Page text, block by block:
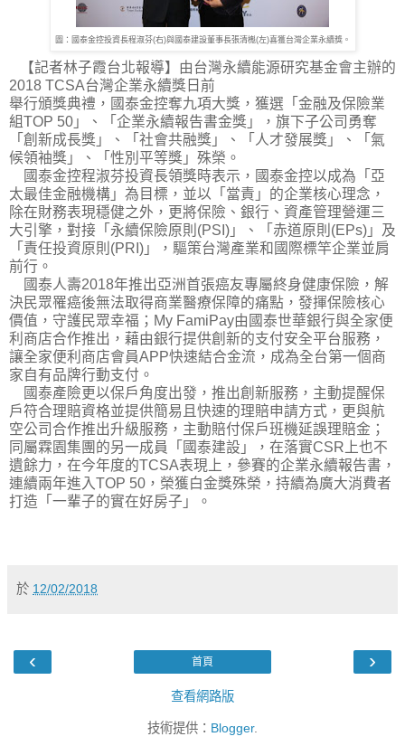
圖：國泰金控投資長程淑芬(右)與國泰建設董事長張清櫆(左)喜獲台灣企業永續獎。
【記者林子霞台北報導】由台灣永續能源研究基金會主辦的
2018 TCSA台灣企業永續獎日前
舉行頒獎典禮，國泰金控奪九項大獎，獲選「金融及保險業
組TOP 50」、「企業永續報告書金獎」，旗下子公司勇奪
「創新成長獎」、「社會共融獎」、「人才發展獎」、「氣
候領袖獎」、「性別平等獎」殊榮。
國泰金控程淑芬投資長領獎時表示，國泰金控以成為「亞
太最佳金融機構」為目標，並以「當責」的企業核心理念，
除在財務表現穩健之外，更將保險、銀行、資產管理營運三
大引擎，對接「永續保險原則(PSI)」、「赤道原則(EPs)」及
「責任投資原則(PRI)」，驅策台灣產業和國際標竿企業並肩
前行。
國泰人壽2018年推出亞洲首張癌友專屬終身健康保險，解
決民眾罹癌後無法取得商業醫療保障的痛點，發揮保險核心
價值，守護民眾幸福；My FamiPay由國泰世華銀行與全家便
利商店合作推出，藉由銀行提供創新的支付安全平台服務，
讓全家便利商店會員APP快速結合金流，成為全台第一個商
家自有品牌行動支付。
國泰產險更以保戶角度出發，推出創新服務，主動提醒保
戶符合理賠資格並提供簡易且快速的理賠申請方式，更與航
空公司合作推出升級服務，主動賠付保戶班機延誤理賠金；
同屬霖園集團的另一成員「國泰建設」，在落實CSR上也不
遺餘力，在今年度的TCSA表現上，參賽的企業永續報告書，
連續兩年進入TOP 50，榮獲白金獎殊榮，持續為廣大消費者
打造「一輩子的實在好房子」。
於 12/02/2018
‹ ›
首頁
查看網路版
技術提供： Blogger.